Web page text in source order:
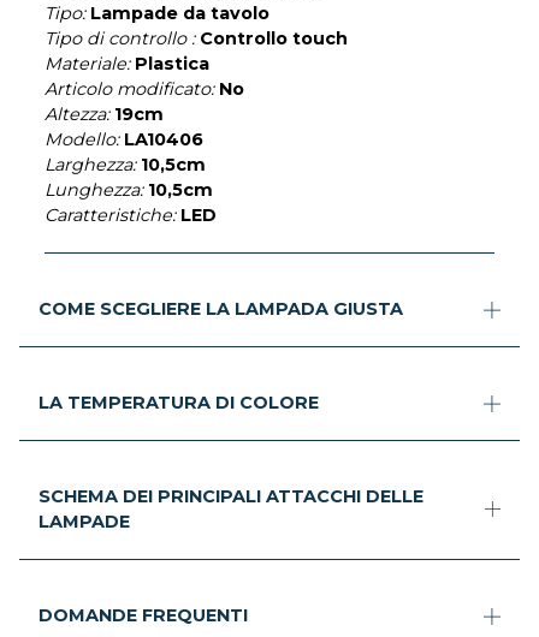
Tipo: Lampade da tavolo
Tipo di controllo : Controllo touch
Materiale: Plastica
Articolo modificato: No
Altezza: 19cm
Modello: LA10406
Larghezza: 10,5cm
Lunghezza: 10,5cm
Caratteristiche: LED
COME SCEGLIERE LA LAMPADA GIUSTA
LA TEMPERATURA DI COLORE
SCHEMA DEI PRINCIPALI ATTACCHI DELLE
LAMPADE
DOMANDE FREQUENTI